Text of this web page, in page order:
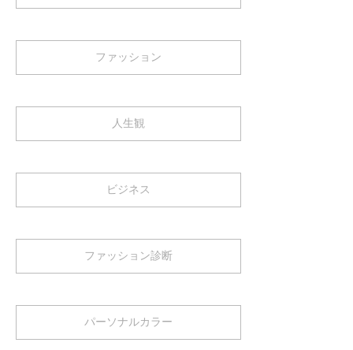
ファッション
人生観
ビジネス
ファッション診断
パーソナルカラー